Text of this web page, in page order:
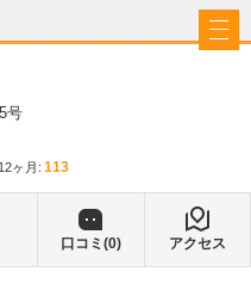
号
ヶ月: 113
口コミ(0) アクセス